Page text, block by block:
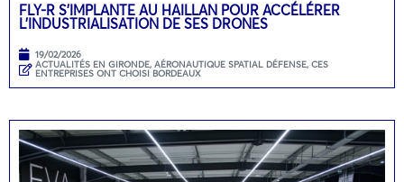
FLY-R S’IMPLANTE AU HAILLAN POUR ACCÉLÉRER
L’INDUSTRIALISATION DE SES DRONES
19/02/2026
ACTUALITÉS EN GIRONDE, AÉRONAUTIQUE SPATIAL DÉFENSE, CES
ENTREPRISES ONT CHOISI BORDEAUX